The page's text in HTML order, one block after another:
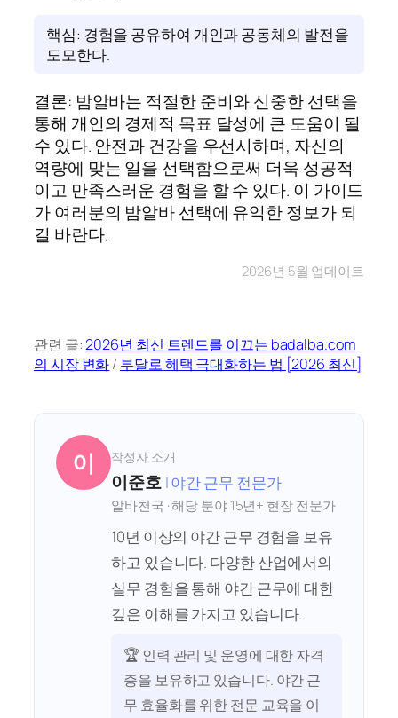
핵심: 경험을 공유하여 개인과 공동체의 발전을
도모한다.
결론: 밤알바는 적절한 준비와 신중한 선택을
통해 개인의 경제적 목표 달성에 큰 도움이 될
수 있다. 안전과 건강을 우선시하며, 자신의
역량에 맞는 일을 선택함으로써 더욱 성공적
이고 만족스러운 경험을 할 수 있다. 이 가이드
가 여러분의 밤알바 선택에 유익한 정보가 되
길 바란다.
2026년 5월 업데이트
관련 글:2026년 최신 트렌드를 이끄는 badalba.com
의 시장 변화/ 부달로 혜택 극대화하는 법 [2026 최신]
이 작성자 소개
이준호 | 야간 근무 전문가
알바천국 · 해당 분야 15년+ 현장 전문가
10년 이상의 야간 근무 경험을 보유
하고 있습니다. 다양한 산업에서의
실무 경험을 통해 야간 근무에 대한
깊은 이해를 가지고 있습니다.
🏆 인력 관리 및 운영에 대한 자격
증을 보유하고 있습니다. 야간 근
무 효율화를 위한 전문 교육을 이